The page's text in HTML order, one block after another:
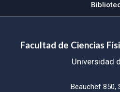
Facultad de Ciencias
Universidad
Beauchef 850,